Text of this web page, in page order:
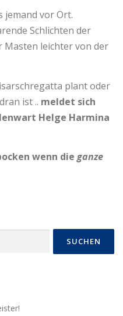
jemand vor Ort.
Schlichten der
Masten leichter von der
plant oder
ist .. meldet sich
Helge Harmina
wenn die ganze